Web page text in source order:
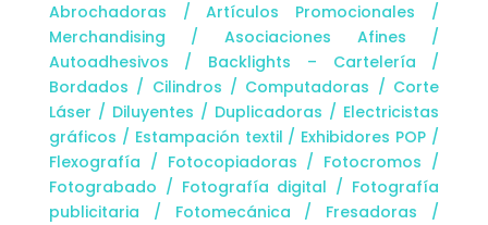
Abrochadoras / Artículos Promocionales /
Merchandising / Asociaciones Afines /
Autoadhesivos / Backlights – Cartelería /
Bordados / Cilindros / Computadoras / Corte
Láser / Diluyentes / Duplicadoras / Electricistas
gráficos / Estampación textil / Exhibidores POP /
Flexografía / Fotocopiadoras / Fotocromos /
Fotograbado / Fotografía digital / Fotografía
publicitaria / Fotomecánica / Fresadoras /